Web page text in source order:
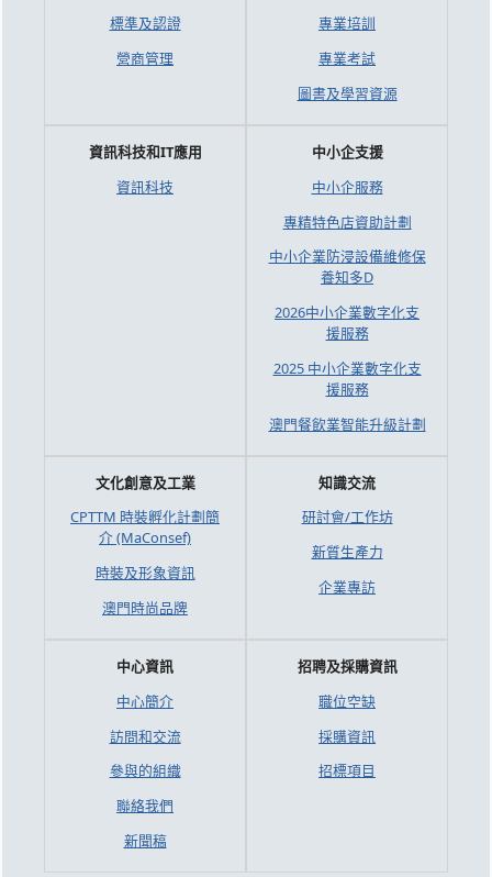
標準及認證
營商管理
專業培訓
專業考試
圖書及學習資源
資訊科技和IT應用
資訊科技
中小企支援
中小企服務
專精特色店資助計劃
中小企業防浸設備維修保
養知多D
2026中小企業數字化支
援服務
2025 中小企業數字化支
援服務
澳門餐飲業智能升級計劃
文化創意及工業
CPTTM 時裝孵化計劃簡
介 (MaConsef)
時裝及形象資訊
澳門時尚品牌
知識交流
研討會/工作坊
新質生產力
企業專訪
中心資訊
中心簡介
訪問和交流
參與的組織
聯絡我們
新聞稿
招聘及採購資訊
職位空缺
採購資訊
招標項目